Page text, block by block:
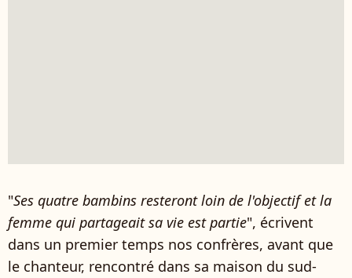
"Ses quatre bambins resteront loin de l'objectif et la
femme qui partageait sa vie est partie", écrivent
dans un premier temps nos confrères, avant que
le chanteur, rencontré dans sa maison du sud-